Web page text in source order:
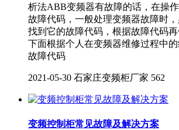
析法ABB变频器有故障的话，在操
故障代码，一般处理变频器故障时
找到它的故障代码，根据故障代码再
下面根据个人在变频器维修过程中
故障代码
2021-05-30 石家庄变频柜厂家 562
变频控制柜常见故障及解决方案